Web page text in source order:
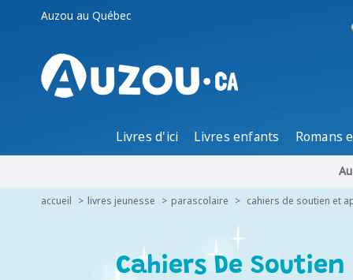
Auzou au Québec
Livres d'ici Livres enfants Romans
accueil livres jeunesse parascolaire cahiers de soutien et
Cahiers De